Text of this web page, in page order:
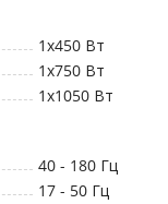
баса
с места
Мощность RMS (4
1x450 Вт
1x750 Вт
1x1050 Вт
40 - 180 Гц
17 - 50 Гц